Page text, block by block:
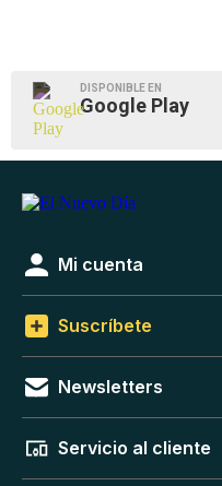
DISPONIBLE EN
Google Play
Mi cuenta
Suscríbete
Newsletters
Servicio al cliente